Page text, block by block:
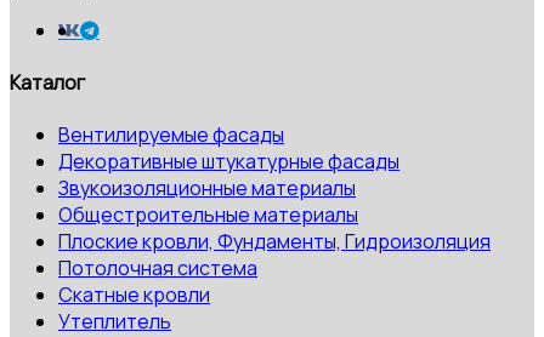
Каталог
Вентилируемые фасады
Декоративные штукатурные фасады
Звукоизоляционные материалы
Общестроительные материалы
Плоские кровли, Фундаменты, Гидроизоляция
Потолочная система
Скатные кровли
Утеплитель